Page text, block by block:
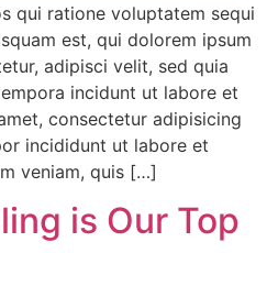
qui ratione voluptatem sequi
est, qui dolorem ipsum
adipisci velit, sed quia
incidunt ut labore et
consectetur adipisicing
incididunt ut labore et
veniam, quis […]
is Our Top